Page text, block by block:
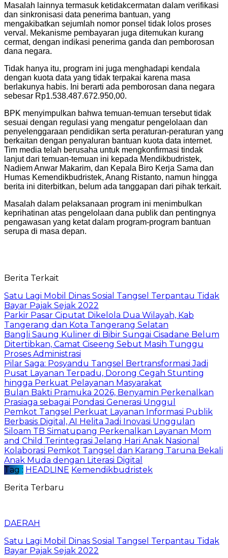
Masalah lainnya termasuk ketidakcermatan dalam verifikasi
dan sinkronisasi data penerima bantuan, yang
mengakibatkan sejumlah nomor ponsel tidak lolos proses
verval. Mekanisme pembayaran juga ditemukan kurang
cermat, dengan indikasi penerima ganda dan pemborosan
dana negara.
Tidak hanya itu, program ini juga menghadapi kendala
dengan kuota data yang tidak terpakai karena masa
berlakunya habis. Ini berarti ada pemborosan dana negara
sebesar Rp1.538.487.672.950,00.
BPK menyimpulkan bahwa temuan-temuan tersebut tidak
sesuai dengan regulasi yang mengatur pengelolaan dan
penyelenggaraan pendidikan serta peraturan-peraturan yang
berkaitan dengan penyaluran bantuan kuota data internet.
Tim media telah berusaha untuk mengkonfirmasi tindak
lanjut dari temuan-temuan ini kepada Mendikbudristek,
Nadiem Anwar Makarim, dan Kepala Biro Kerja Sama dan
Humas Kemendikbudristek, Anang Ristanto, namun hingga
berita ini diterbitkan, belum ada tanggapan dari pihak terkait.
Masalah dalam pelaksanaan program ini menimbulkan
keprihatinan atas pengelolaan dana publik dan pentingnya
pengawasan yang ketat dalam program-program bantuan
serupa di masa depan.
Berita Terkait
Satu Lagi Mobil Dinas Sosial Tangsel Terpantau Tidak
Bayar Pajak Sejak 2022
Parkir Pasar Ciputat Dikelola Dua Wilayah, Kab
Tangerang dan Kota Tangerang Selatan
Bangli Saung Kuliner di Bibir Sungai Cisadane Belum
Ditertibkan, Camat Ciseeng Sebut Masih Tunggu
Proses Administrasi
Pilar Saga: Posyandu Tangsel Bertransformasi Jadi
Pusat Layanan Terpadu, Dorong Cegah Stunting
hingga Perkuat Pelayanan Masyarakat
Bulan Bakti Pramuka 2026, Benyamin Perkenalkan
Prasiaga sebagai Pondasi Generasi Unggul
Pemkot Tangsel Perkuat Layanan Informasi Publik
Berbasis Digital, AI Helita Jadi Inovasi Unggulan
Siloam TB Simatupang Perkenalkan Layanan Mom
and Child Terintegrasi Jelang Hari Anak Nasional
Kolaborasi Pemkot Tangsel dan Karang Taruna Bekali
Anak Muda dengan Literasi Digital
Tag : HEADLINE Kemendikbudristek
Berita Terbaru
DAERAH
Satu Lagi Mobil Dinas Sosial Tangsel Terpantau Tidak
Bayar Pajak Sejak 2022